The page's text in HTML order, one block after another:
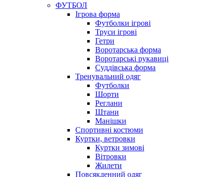
ФУТБОЛ
Ігрова форма
Футболки ігрові
Труси ігрові
Гетри
Воротарська форма
Воротарські рукавиці
Суддівська форма
Тренувальний одяг
Футболки
Шорти
Реглани
Штани
Манішки
Спортивні костюми
Куртки, ветровки
Куртки зимові
Вітровки
Жилети
Повсякденний одяг